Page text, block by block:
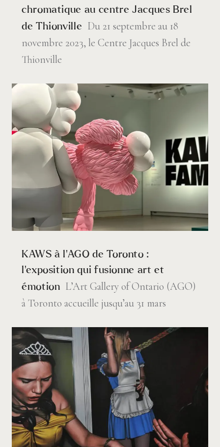
chromatique au centre Jacques Brel
de Thionville
Du 21 septembre au 18
novembre 2023, le Centre Jacques Brel de
Thionville
KAWS à l’AGO de Toronto :
l’exposition qui fusionne art et
émotion L’Art Gallery of Ontario (AGO)
à Toronto accueille jusqu’au 31 mars